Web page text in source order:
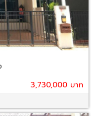
3,730,000 บาท